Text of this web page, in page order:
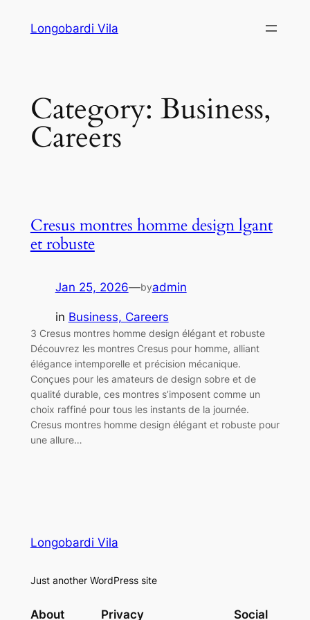
Longobardi Vila
Category: Business,
Careers
Cresus montres homme design lgant
et robuste
Jan 25, 2026—byadmin
in Business, Careers
З Cresus montres homme design élégant et robuste
Découvrez les montres Cresus pour homme, alliant
élégance intemporelle et précision mécanique.
Conçues pour les amateurs de design sobre et de
qualité durable, ces montres s’imposent comme un
choix raffiné pour tous les instants de la journée.
Cresus montres homme design élégant et robuste pour
une allure…
Longobardi Vila
Just another WordPress site
About Privacy Social